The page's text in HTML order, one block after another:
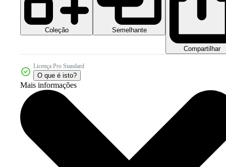
Coleção Semelhante
Compartilhar
Licença Pro Standard
O que é isto?
Mais informações